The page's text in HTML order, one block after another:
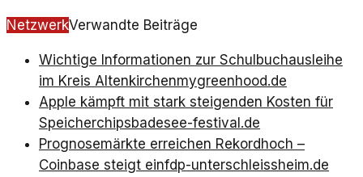
NetzwerkVerwandte Beiträge
Wichtige Informationen zur Schulbuchausleihe
im Kreis Altenkirchenmygreenhood.de
Apple kämpft mit stark steigenden Kosten für
Speicherchipsbadesee-festival.de
Prognosemärkte erreichen Rekordhoch –
Coinbase steigt einfdp-unterschleissheim.de